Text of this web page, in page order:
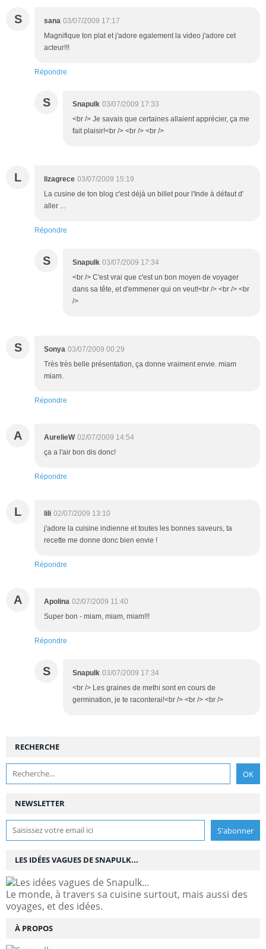
S sana 03/07/2009 17:17
Magnifique ton plat et j'adore egalement la video j'adore cet
acteur!!!
Répondre
S Snapulk 03/07/2009 17:33
<br /> Je savais que certaines allaient apprécier, ça me
fait plaisir!<br /> <br /> <br />
L lizagrece 03/07/2009 15:19
La cusine de ton blog c'est déjà un billet pour l'Inde à défaut d'
aller ...
Répondre
S Snapulk 03/07/2009 17:34
<br /> C'est vrai que c'est un bon moyen de voyager
dans sa tête, et d'emmener qui on veut!<br /> <br /> <br
/>
S Sonya 03/07/2009 00:29
Très très belle présentation, ça donne vraiment envie. miam
miam.
Répondre
A AurelieW 02/07/2009 14:54
ça a l'air bon dis donc!
Répondre
L lili 02/07/2009 13:10
j'adore la cuisine indienne et toutes les bonnes saveurs, ta
recette me donne donc bien envie !
Répondre
A Apolina 02/07/2009 11:40
Super bon - miam, miam, miam!!!
Répondre
S Snapulk 03/07/2009 17:34
<br /> Les graines de methi sont en cours de
germination, je te raconterai!<br /> <br /> <br />
NEWSLETTER
RECHERCHE
LES IDÉES VAGUES DE SNAPULK...
Le monde, à travers sa cuisine surtout, mais aussi des
voyages, et des idées.
À PROPOS